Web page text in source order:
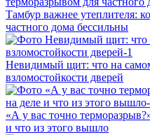
Тамбур важнее утеплителя:
частного дома бессильны
Невидимый щит: что на
взломостойкости дверей
«А у вас точно
и что из этого вышло